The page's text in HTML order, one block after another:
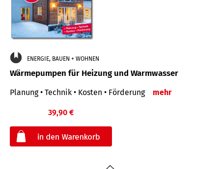
ENERGIE, BAUEN + WOHNEN
Wärmepumpen für Heizung und Warmwasser
Planung • Technik • Kosten • Förderung mehr
39,90 €